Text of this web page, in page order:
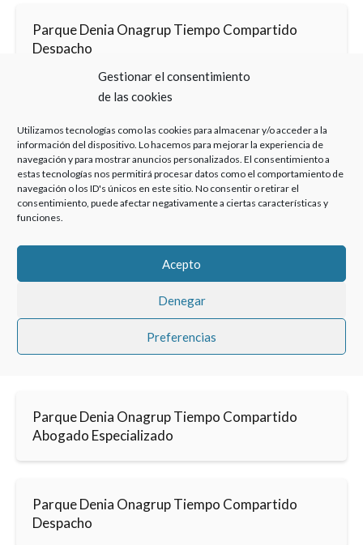
Gestionar el consentimiento
de las cookies
Utilizamos tecnologías como las cookies para almacenar y/o acceder a la
información del dispositivo. Lo hacemos para mejorar la experiencia de
navegación y para mostrar anuncios personalizados. El consentimiento a
estas tecnologías nos permitirá procesar datos como el comportamiento de
navegación o los ID's únicos en este sitio. No consentir o retirar el
consentimiento, puede afectar negativamente a ciertas características y
funciones.
Acepto
Denegar
Preferencias
Parque Denia Onagrup Tiempo Compartido
Despacho
Haz clic para aceptar cookies de marketing y
permitir este contenido
Parque Denia Onagrup Tiempo Compartido
Abogado Especializado
Parque Denia Onagrup Tiempo Compartido
Despacho